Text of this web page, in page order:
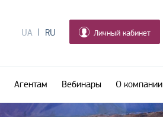
UA RU Личный кабинет
Агентам Вебинары О компании